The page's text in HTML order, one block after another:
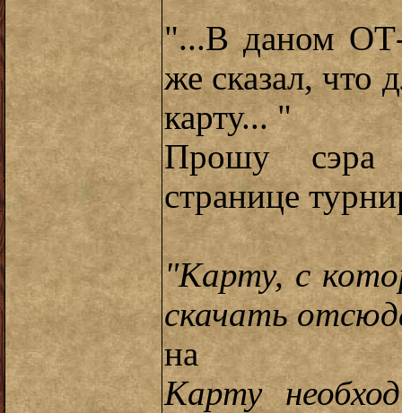
"...В даном
же сказал, что
карту... "
Прошу сэра
странице
"Карту, с
скачать
на
Карту